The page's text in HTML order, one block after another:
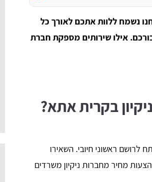
נשמח ללוות אתכם לאורך כל
אילו שירותים מספקת חברת
בקרית אתא?
לרושם ראשוני חיובי. השאירו
פרטים בטופס באתר טופ פולישינג וקבלו עד 3 הצעות מחיר מחברות ניקיון משרדים